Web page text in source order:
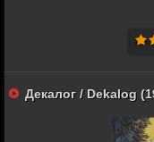
Декалог / Dekalog